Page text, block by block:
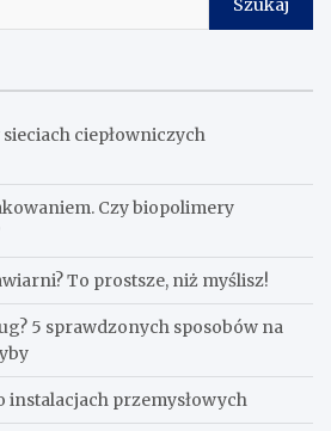
Szukaj
ciepłowniczych
Czy biopolimery
To prostsze, niż myślisz!
5 sprawdzonych sposobów na
instalacjach przemysłowych